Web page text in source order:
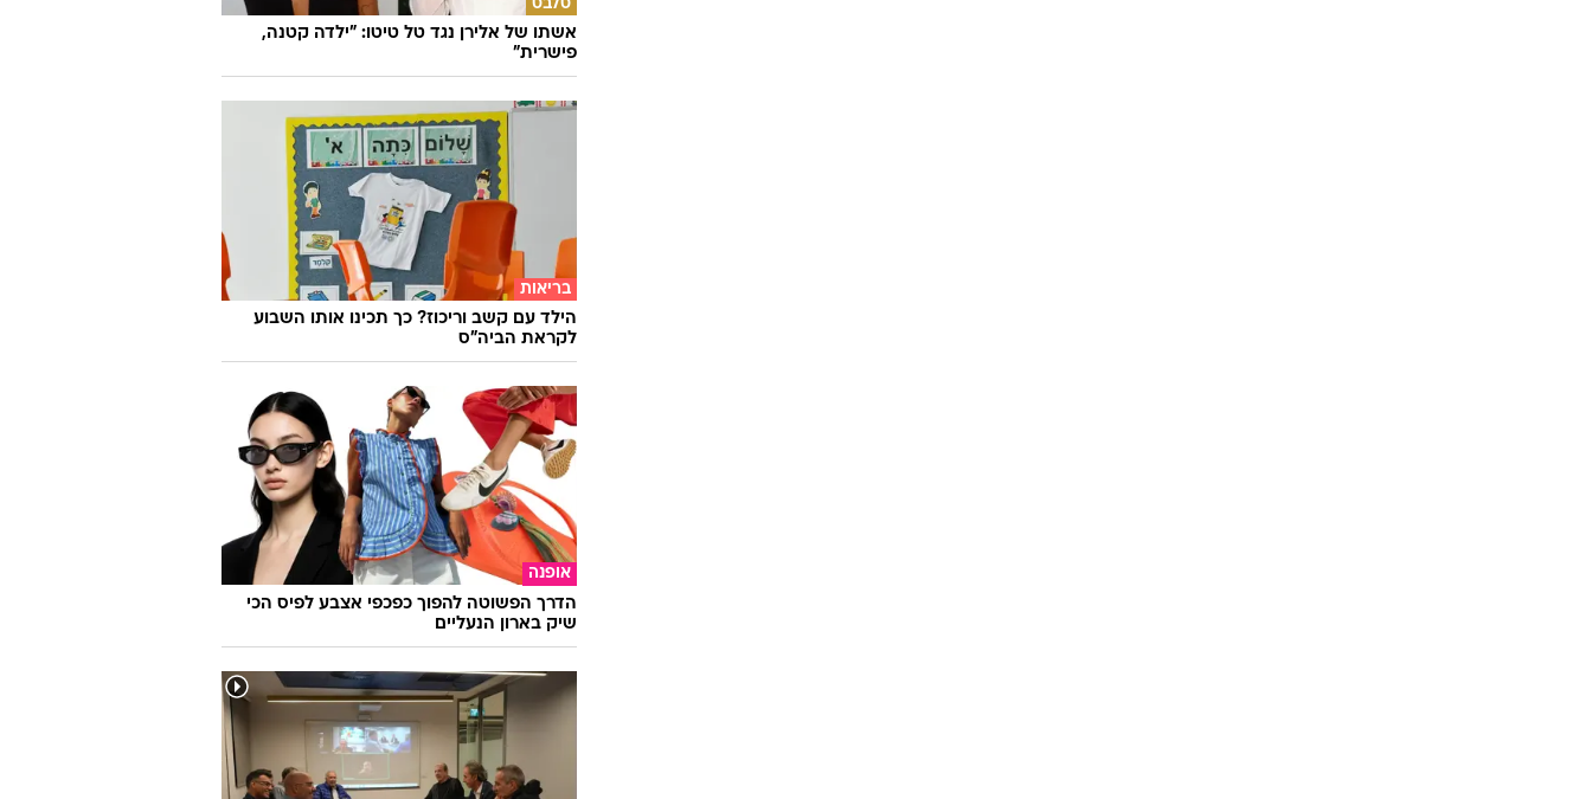
סלבס
אשתו של אלירן נגד טל טיטו: "ילדה קטנה,
פישרית"
בריאות
הילד עם קשב וריכוז? כך תכינו אותו השבוע
לקראת הביה"ס
אופנה
הדרך הפשוטה להפוך כפכפי אצבע לפיס הכי
שיק בארון הנעליים